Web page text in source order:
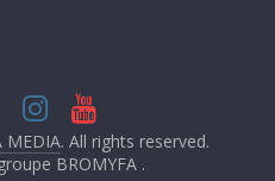
MEDIA. All rights reserved.
BROMYFA .